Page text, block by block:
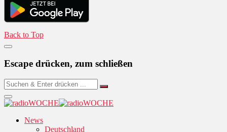
Back to Top
Escape drücken, zum schließen
News
Deutschland